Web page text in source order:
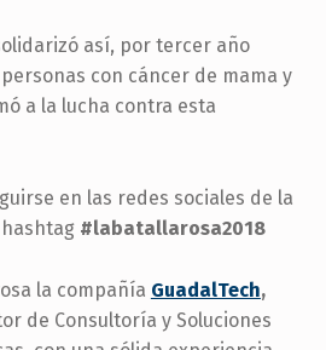
solidarizó así, por tercer año
con cáncer de mama y
a la lucha contra esta
en las redes sociales de la
#labatallarosa2018
la compañía GuadalTech,
de Consultoría y Soluciones